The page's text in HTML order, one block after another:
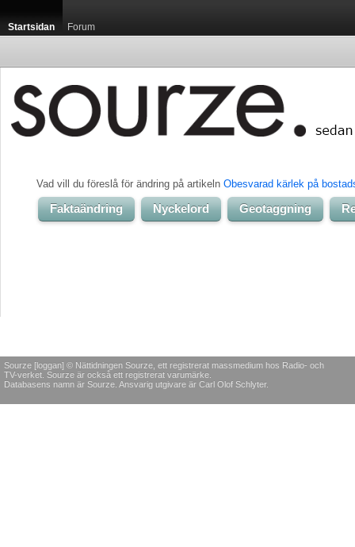
Startsidan Forum
Vad vill du föreslå för ändring på artikeln Obesvarad kärlek på
Faktaändring Nyckelord Geotaggning
Sourze [loggan] © Nättidningen Sourze, ett registrerat massmedium hos Radio- och
TV-verket. Sourze är också ett registrerat varumärke.
Databasens namn är Sourze. Ansvarig utgivare är Carl Olof Schlyter.